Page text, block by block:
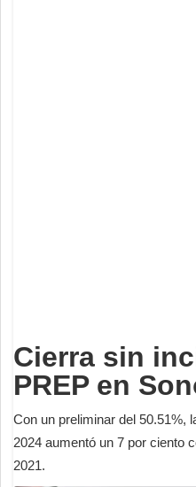
Cierra sin
PREP en
Con un preliminar del 50.51%,
2024 aumentó un 7 por ciento
2021.